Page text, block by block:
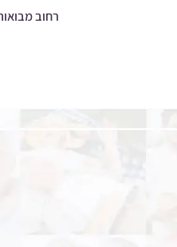
רחוב מבואות 9א,